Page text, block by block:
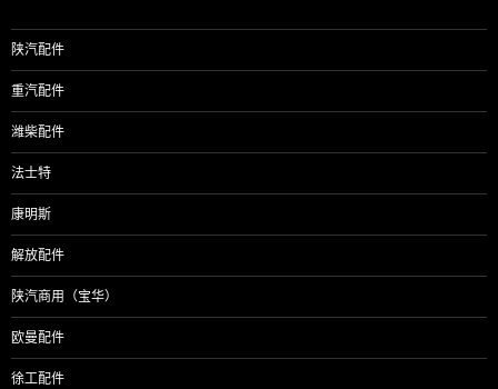
陕汽配件
重汽配件
潍柴配件
法士特
康明斯
解放配件
陕汽商用（宝华）
欧曼配件
徐工配件